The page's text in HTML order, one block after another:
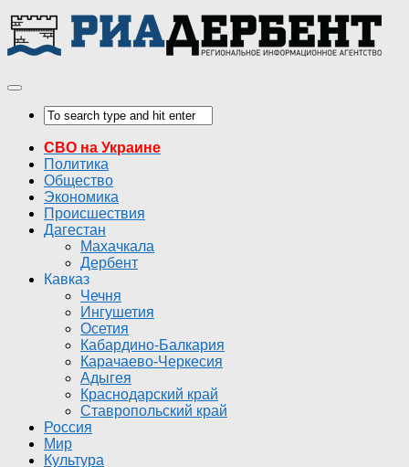
СВО на Украине
Политика
Общество
Экономика
Происшествия
Дагестан
Махачкала
Дербент
Кавказ
Чечня
Ингушетия
Осетия
Кабардино-Балкария
Карачаево-Черкесия
Адыгея
Краснодарский край
Ставропольский край
Россия
Мир
Культура